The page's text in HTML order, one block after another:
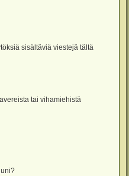
sisältäviä viestejä tältä
tai vihamiehistä